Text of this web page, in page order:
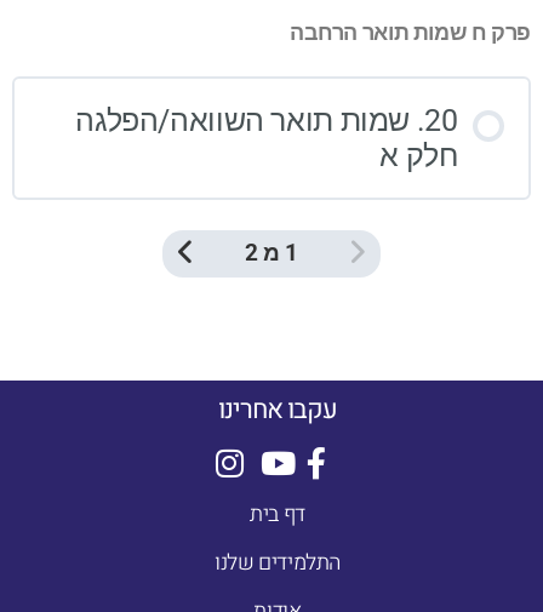
פרק ח שמות תואר הרחבה
20. שמות תואר השוואה/הפלגה
חלק א
1 מ 2
דף בית
התלמידים שלנו
עקבו אחרינו